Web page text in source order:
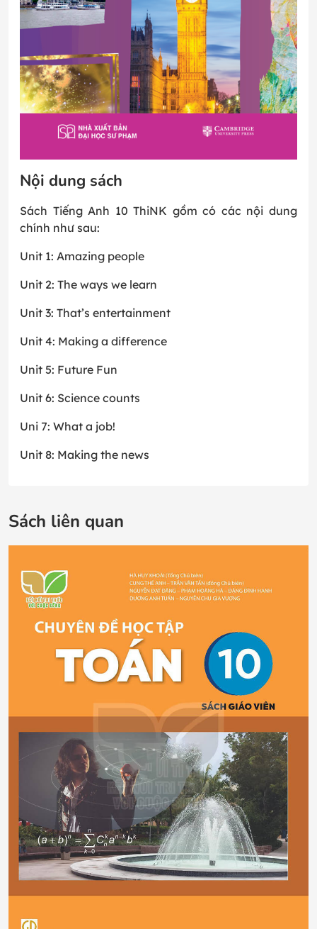
Nội dung sách
Sách Tiếng Anh 10 ThiNK gồm có các nội dung
chính như sau:
Unit 1: Amazing people
Unit 2: The ways we learn
Unit 3: That’s entertainment
Unit 4: Making a difference
Unit 5: Future Fun
Unit 6: Science counts
Uni 7: What a job!
Unit 8: Making the news
Sách liên quan